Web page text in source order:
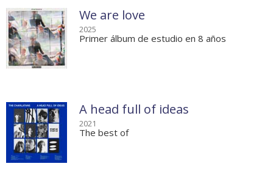
We are love
2025
Primer álbum de estudio en 8 años
A head full of ideas
2021
The best of